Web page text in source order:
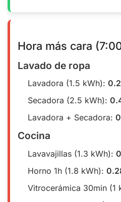
Hora más cara
Lavado de ropa
Lavadora (1.5 kWh):
Secadora (2.5 kWh):
Lavadora + Secadora:
Cocina
Lavavajillas (1.3 kWh):
Horno 1h (1.8 kWh):
Vitrocerámica 30min (1